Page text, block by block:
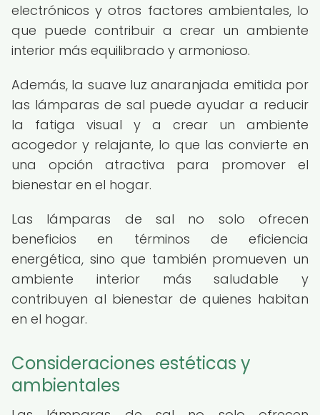
electrónicos y otros factores ambientales, lo
que puede contribuir a crear un ambiente
interior más equilibrado y armonioso.
Además, la suave luz anaranjada emitida por
las lámparas de sal puede ayudar a reducir
la fatiga visual y a crear un ambiente
acogedor y relajante, lo que las convierte en
una opción atractiva para promover el
bienestar en el hogar.
Las lámparas de sal no solo ofrecen
beneficios en términos de eficiencia
energética, sino que también promueven un
ambiente interior más saludable y
contribuyen al bienestar de quienes habitan
en el hogar.
Consideraciones estéticas y
ambientales